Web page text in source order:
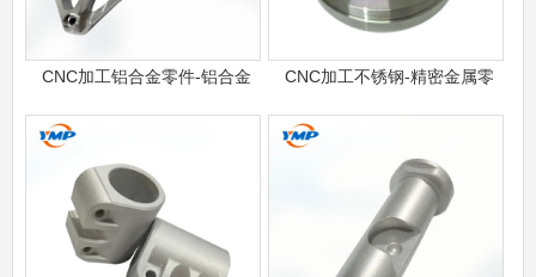
CNC加工铝合金零件-铝合金 CNC加工不锈钢-精密金属零